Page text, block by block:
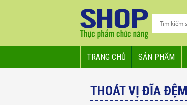
TRANG CHỦ SẢN PHẨM
THOÁT VỊ ĐĨA ĐỆM